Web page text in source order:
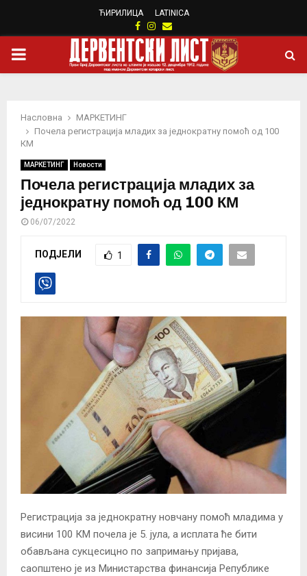
ЋИРИЛИЦА LATINICA
Facebook
Instagram
Email
PRIMARY
Насловна
МАРКЕТИНГ
Почела регистрација младих за једнократну помоћ од 100
КМ
МАРКЕТИНГ Новости
Почела регистрација младих за
једнократну помоћ од 100 КМ
06/07/2022
ПОДЈЕЛИ 1
Регистрација за једнократну новчану помоћ младима у
висини 100 КМ почела је 5. јула, а исплата ће бити
обављана сукцесицно по запримању пријава,
саопштено је из Министарства финансија Републике